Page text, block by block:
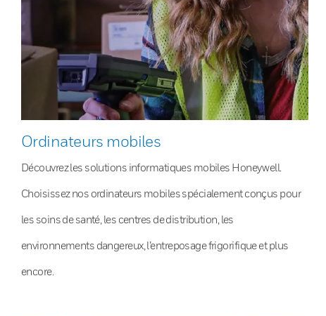
Ordinateurs mobiles
Découvrez les solutions informatiques mobiles Honeywell.
Choisissez nos ordinateurs mobiles spécialement conçus pour
les soins de santé, les centres de distribution, les
environnements dangereux, l’entreposage frigorifique et plus
encore.